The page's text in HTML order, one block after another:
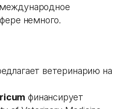
немного.
ветеринарию на
финансирует